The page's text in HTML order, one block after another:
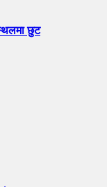
छुट